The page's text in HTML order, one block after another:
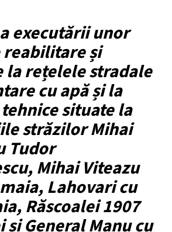
executării unor
și
la rețelele stradale
cu apă și la
situate la
străzilor Mihai
Tudor
Mihai Viteazu
Lahovari cu
Răscoalei 1907
și General Manu cu